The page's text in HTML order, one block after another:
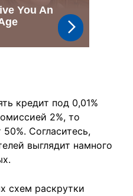
кредит под 0,01%
2%, то
Согласитесь,
выглядит намного
схем раскрутки